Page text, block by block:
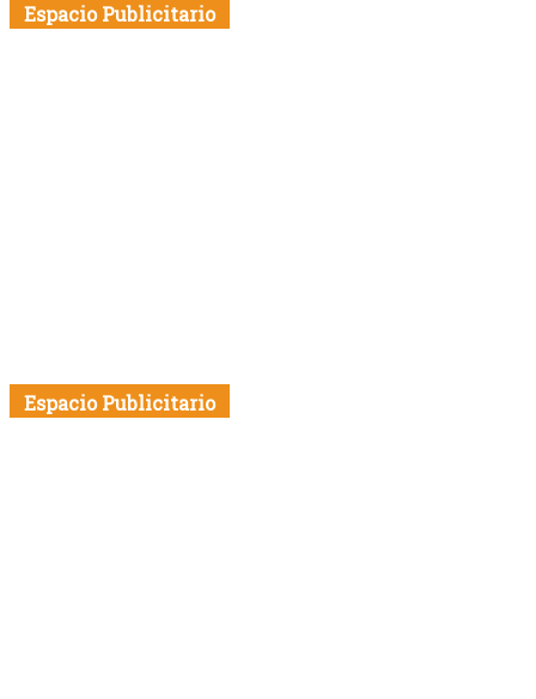
Espacio Publicitario
Espacio Publicitario